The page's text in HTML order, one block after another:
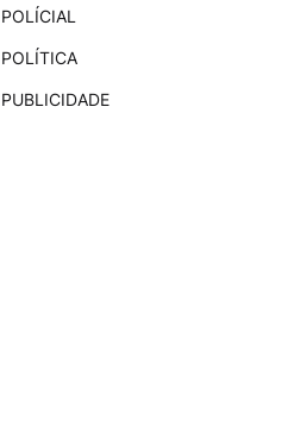
POLÍCIAL
POLÍTICA
PUBLICIDADE